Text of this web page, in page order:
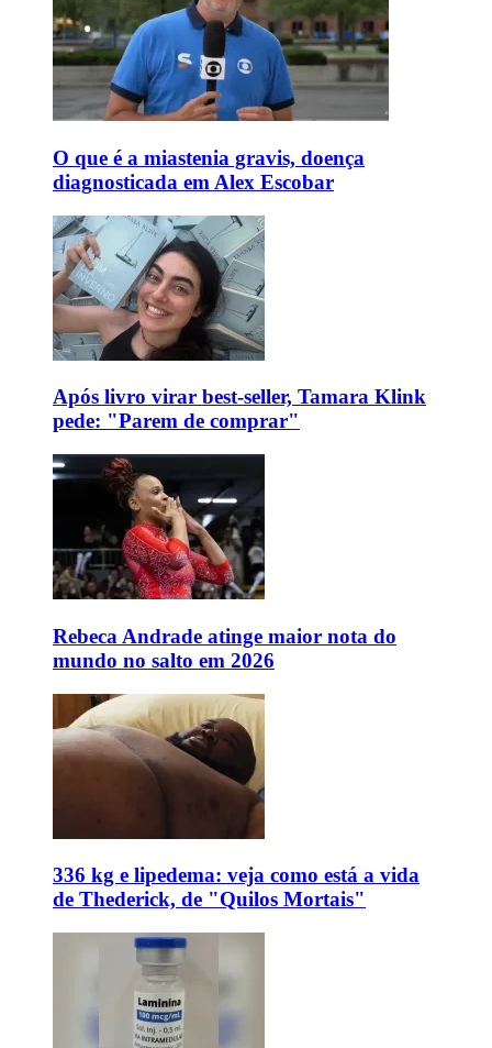
O que é a miastenia gravis, doença
diagnosticada em Alex Escobar
Após livro virar best-seller, Tamara Klink
pede: "Parem de comprar"
Rebeca Andrade atinge maior nota do
mundo no salto em 2026
336 kg e lipedema: veja como está a vida
de Thederick, de "Quilos Mortais"